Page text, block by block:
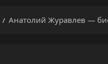
Анатолий Журавлев —